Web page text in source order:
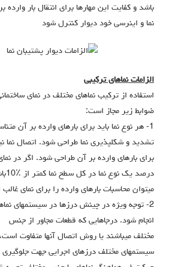
باشد و کفایت این مهارها براي انتقال بار وارده
نما و اینرسی خود دیوار کنترل شود
الزامات نماهاي ترکیبی
استفاده از ترکیب نماهاي مختلف در نماي
ضوابط زیر مجاز است:
1- هر نوع نما باید براي بارهاي وارده بر آن
تشدید و شکلپذیري نما طراحی شود. اتصال نما
براي بارهاي وارده بر آن طراحی شود. اگر در
درصد یک نوع نما در کل سطح نما کمتر از ٪10باشد
میتوان محاسبات بارهاي وارده را براي نماي غالب
2- توجه ویژه در چینش درزها در سیستمهاي
انجام شود. درجاهایی که قطعات مجاور از جنس
مختلف میباشند یا روش اتصال آنها متفاوت است،
سیستمهاي مختلف درزهاي اجرایی جهت جلوگیري